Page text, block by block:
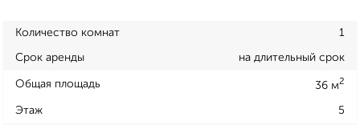
Количество комнат 1
Срок аренды на длительный срок
Общая площадь 36 м2
Этаж 5